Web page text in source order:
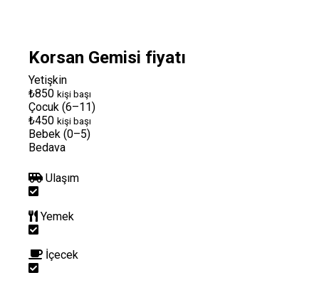
Korsan Gemisi fiyatı
Yetişkin
₺850 kişi başı
Çocuk (6–11)
₺450 kişi başı
Bebek (0–5)
Bedava
Ulaşım
Yemek
İçecek